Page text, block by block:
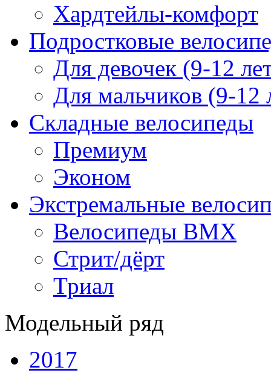
Хардтейлы-комфорт
Подростковые
Для девочек (9-12
Для мальчиков (9-12
Складные велосипеды
Премиум
Эконом
Экстремальные
Велосипеды BMX
Стрит/дёрт
Триал
Модельный ряд
2017